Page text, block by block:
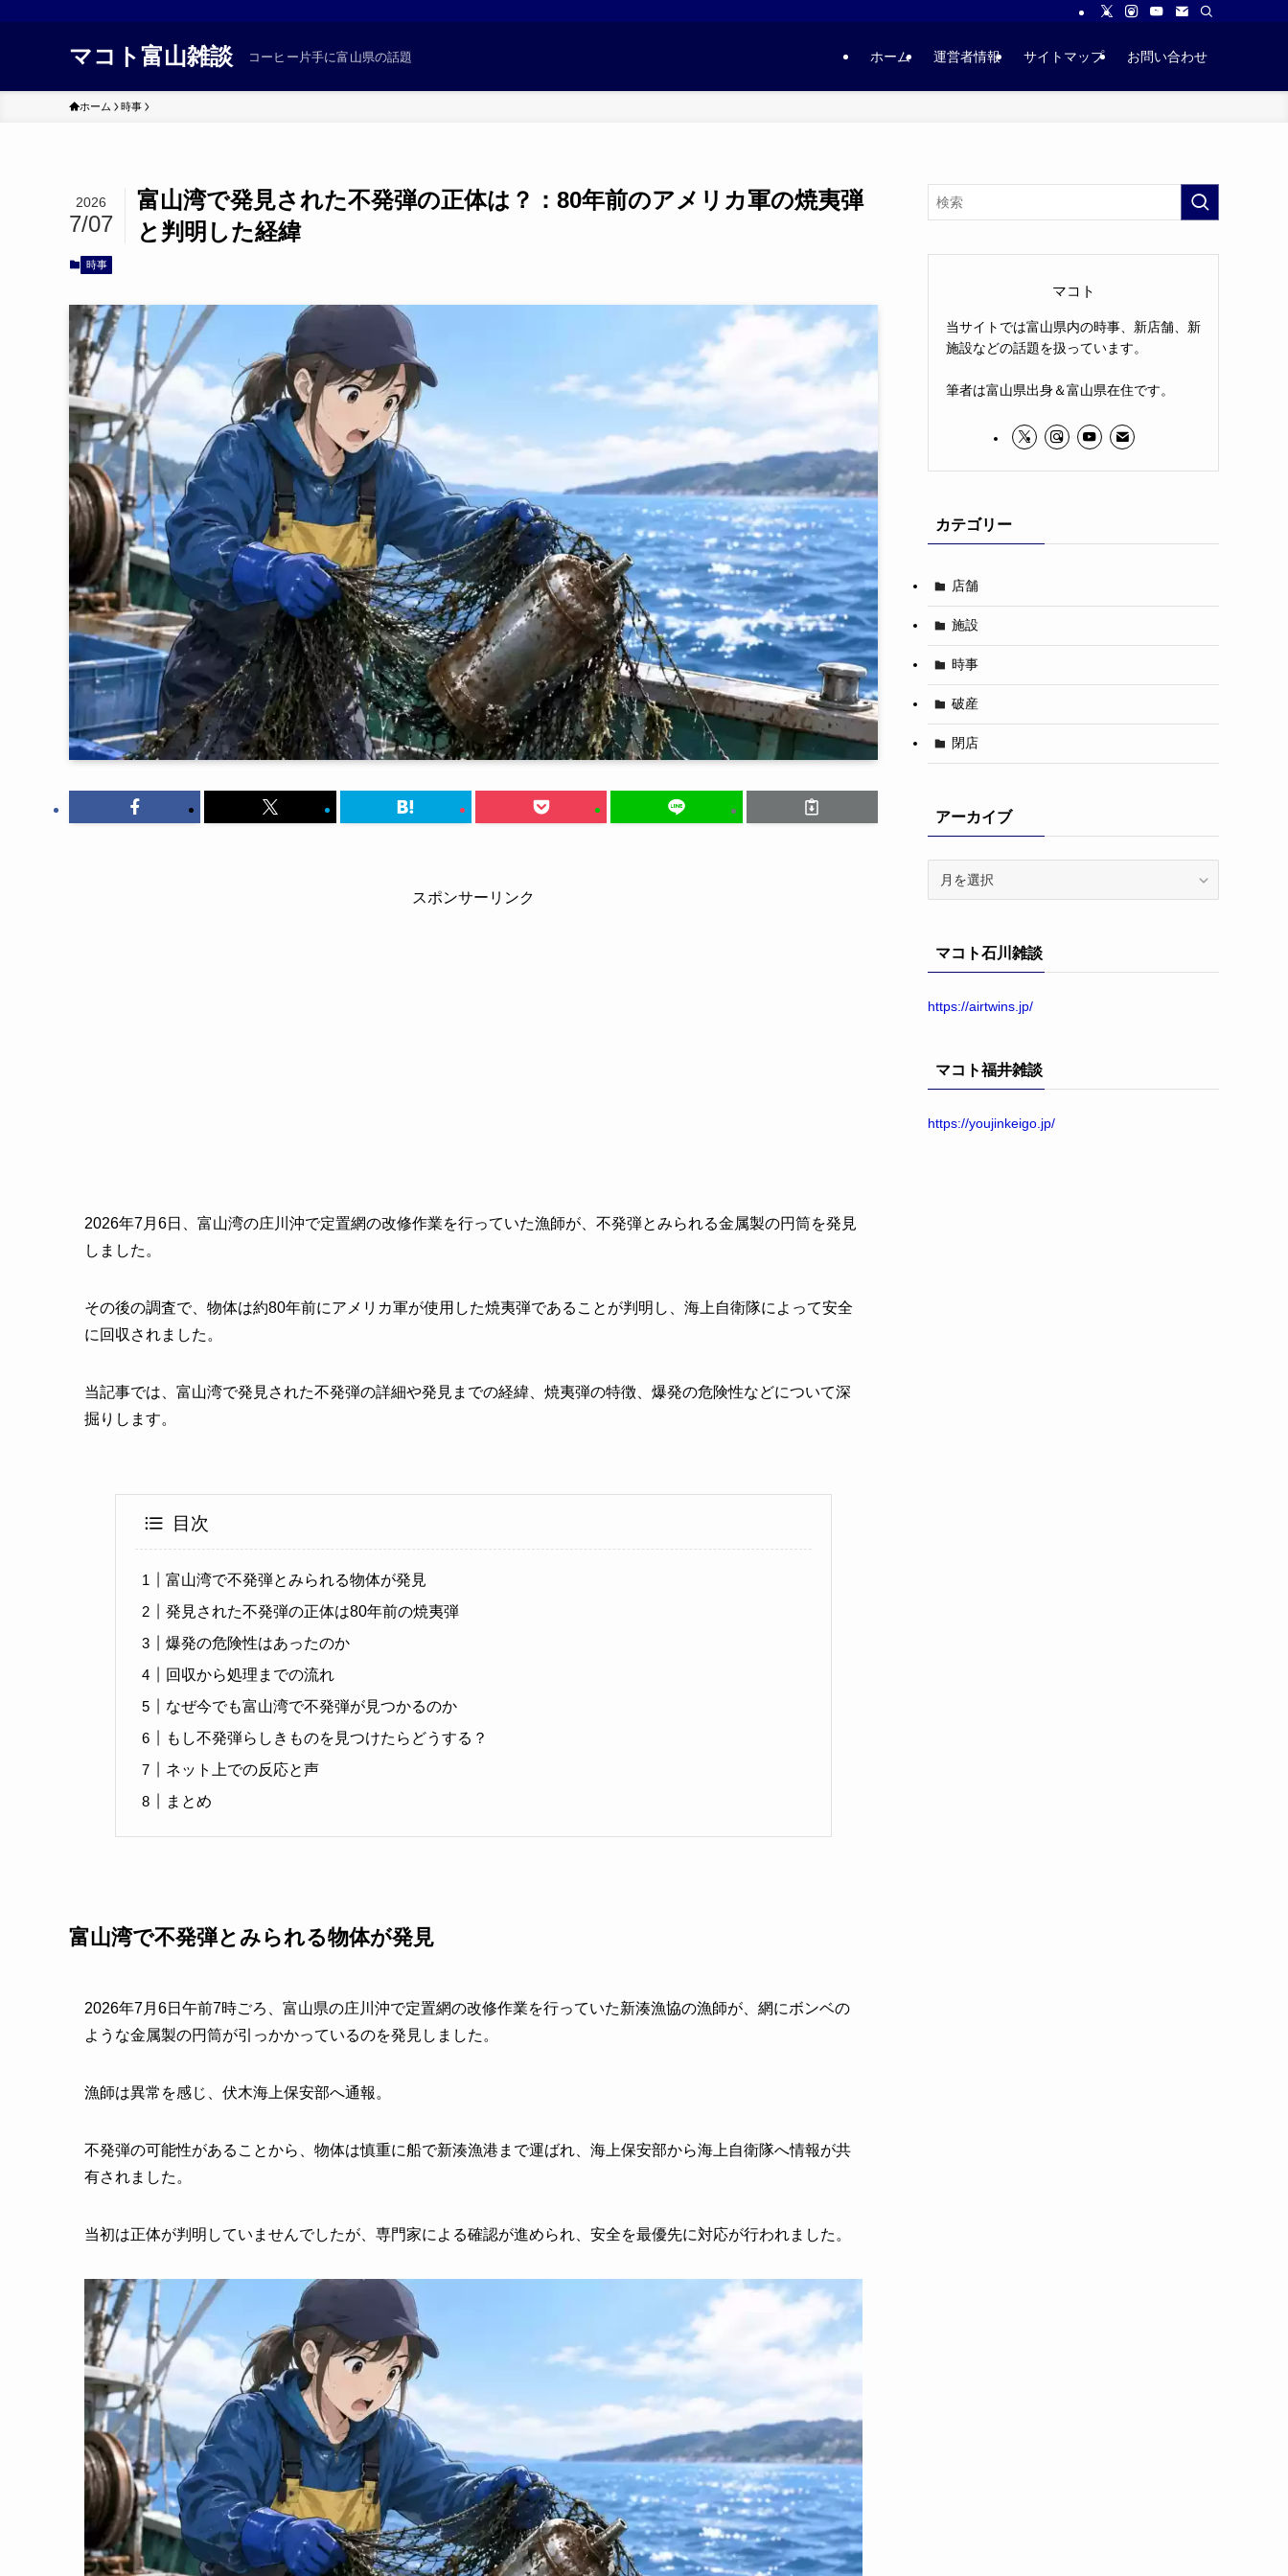
マコト富山雑談 コーヒー片手に富山県の話題 ホーム 運営者情報 サイトマップ お問い合わせ
ホーム 時事
富山湾で発見された不発弾の正体は？：80年前のアメリカ軍の焼夷弾
と判明した経緯
2026
7/07
時事
スポンサーリンク
2026年7月6日、富山湾の庄川沖で定置網の改修作業を行っていた漁師が、不発弾とみられる金属製の円筒を発見
しました。
その後の調査で、物体は約80年前にアメリカ軍が使用した焼夷弾であることが判明し、海上自衛隊によって安全
に回収されました。
当記事では、富山湾で発見された不発弾の詳細や発見までの経緯、焼夷弾の特徴、爆発の危険性などについて深
掘りします。
目次
富山湾で不発弾とみられる物体が発見
発見された不発弾の正体は80年前の焼夷弾
爆発の危険性はあったのか
回収から処理までの流れ
なぜ今でも富山湾で不発弾が見つかるのか
もし不発弾らしきものを見つけたらどうする？
ネット上での反応と声
まとめ
富山湾で不発弾とみられる物体が発見
2026年7月6日午前7時ごろ、富山県の庄川沖で定置網の改修作業を行っていた新湊漁協の漁師が、網にボンベの
ような金属製の円筒が引っかかっているのを発見しました。
漁師は異常を感じ、伏木海上保安部へ通報。
不発弾の可能性があることから、物体は慎重に船で新湊漁港まで運ばれ、海上保安部から海上自衛隊へ情報が共
有されました。
当初は正体が判明していませんでしたが、専門家による確認が進められ、安全を最優先に対応が行われました。
マコト
当サイトでは富山県内の時事、新店舗、新
施設などの話題を扱っています。
筆者は富山県出身＆富山県在住です。
カテゴリー
店舗
施設
時事
破産
閉店
アーカイブ
ブマコト石川雑談
https://airtwins.jp/
マコト福井雑談
https://youjinkeigo.jp/